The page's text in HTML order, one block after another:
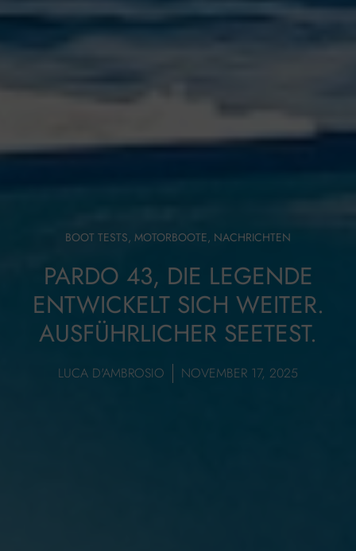
BOOT TESTS, MOTORBOOTE, NACHRICHTEN
PARDO 43, DIE LEGENDE
ENTWICKELT SICH WEITER.
AUSFÜHRLICHER SEETEST.
LUCA D'AMBROSIO NOVEMBER 17, 2025